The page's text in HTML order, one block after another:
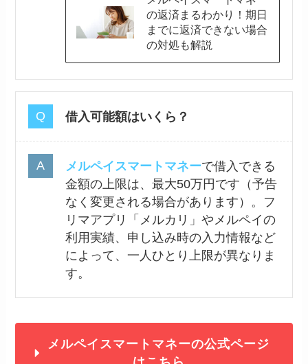
の返済まるわかり！期日
までに返済できない場合
の対処も解説
借入可能額はいくら？
メルペイスマートマネーで借入できる
金額の上限は、最大50万円です（予告
なく変更される場合があります）。フ
リマアプリ「メルカリ」やメルペイの
利用実績、申し込み時の入力情報など
によって、一人ひとり上限が異なりま
す。
メルペイスマートマネーの公式ページ